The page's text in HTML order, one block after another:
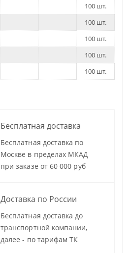
100 шт.
100 шт.
100 шт.
100 шт.
100 шт.
Бесплатная доставка
Бесплатная доставка по
Москве в пределах МКАД
при заказе от 60 000 руб
Доставка по России
Бесплатная доставка до
транспортной компании,
далее - по тарифам ТК